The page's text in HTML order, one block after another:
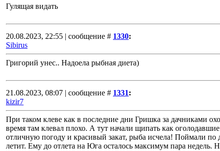
Гулящая видать
20.08.2023, 22:55 | сообщение # 1330:
Sibirus
Григорий унес.. Надоела рыбная диета)
21.08.2023, 08:07 | сообщение # 1331:
kizir7
При таком клеве как в последние дни Гришка за дачниками
время там клевал плохо. А тут начали щипать как
отличную погоду и красивый закат, рыба исчела! Поймали по
летит. Ему до отлета на Юга осталось максимум пара недель.